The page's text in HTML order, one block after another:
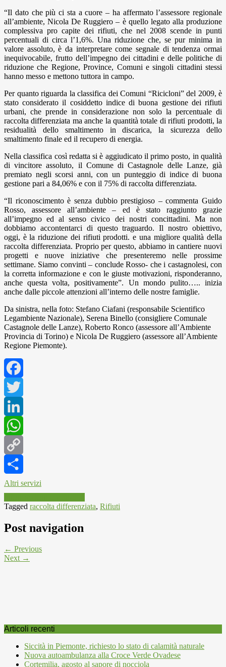
“Il dato che più ci sta a cuore – ha affermato l’assessore regionale
all’ambiente, Nicola De Ruggiero – è quello legato alla produzione
complessiva pro capite dei rifiuti, che nel 2008 scende in punti
percentuali di circa l’1,6%. Una riduzione che, se pur minima in
valore assoluto, è da interpretare come segnale di tendenza ormai
inequivocabile, frutto dell’impegno dei cittadini e delle politiche di
riduzione che Regione, Province, Comuni e singoli cittadini stessi
hanno messo e mettono tuttora in campo.
Per quanto riguarda la classifica dei Comuni “Ricicloni” del 2009, è
stato considerato il cosiddetto indice di buona gestione dei rifiuti
urbani, che prende in considerazione non solo la percentuale di
raccolta differenziata ma anche la quantità totale di rifiuti prodotti, la
residualità dello smaltimento in discarica, la sicurezza dello
smaltimento finale ed il recupero di energia.
Nella classifica così redatta si è aggiudicato il primo posto, in qualità
di vincitore assoluto, il Comune di Castagnole delle Lanze, già
premiato negli scorsi anni, con un punteggio di indice di buona
gestione pari a 84,06% e con il 75% di raccolta differenziata.
“Il riconoscimento è senza dubbio prestigioso – commenta Guido
Rosso, assessore all’ambiente – ed è stato raggiunto grazie
all’impegno ed al senso civico dei nostri concittadini. Ma non
dobbiamo accontentarci di questo traguardo. Il nostro obiettivo,
oggi, è la riduzione dei rifiuti prodotti. e una migliore qualità della
raccolta differenziata. Proprio per questo, abbiamo in cantiere nuovi
progetti e nuove iniziative che presenteremo nelle prossime
settimane. Siamo convinti – conclude Rosso- che i castagnolesi, con
la corretta informazione e con le giuste motivazioni, risponderanno,
anche questa volta, positivamente”. Un mondo pulito….. inizia
anche dalle piccole attenzioni all’interno delle nostre famiglie.
Da sinistra, nella foto: Stefano Ciafani (responsabile Scientifico
Legambiente Nazionale), Serena Binello (consigliere Comunale
Castagnole delle Lanze), Roberto Ronco (assessore all’Ambiente
Provincia di Torino) e Nicola De Ruggiero (assessore all’Ambiente
Regione Piemonte).
Facebook
Twitter
LinkedIn
WhatsApp
Copy
Link
Altri servizi
Tagged raccolta differenziata, Rifiuti
Post navigation
← Previous
Next →
Articoli recenti
Siccità in Piemonte, richiesto lo stato di calamità naturale
Nuova autoambulanza alla Croce Verde Ovadese
Cortemilia, agosto al sapore di nocciola